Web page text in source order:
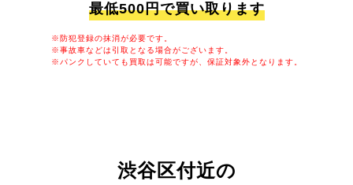
最低500円で買い取ります
※防犯登録の抹消が必要です。
※事故車などは引取となる場合がございます。
※パンクしていても買取は可能ですが、保証対象外となります。
渋谷区付近の